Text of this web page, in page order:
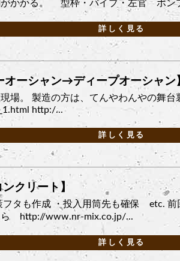
がかかる。 型枠・バイブ・左官 ポン
詳しく見る
ーシャン→ディープオーシャン
場。 製造の方は、てんやわんやの舞
http:/...
詳しく見る
クリート】
フタも作成 ・投入用筒先も確保 etc.
ら http://www.nr-mix.co.jp/...
詳しく見る